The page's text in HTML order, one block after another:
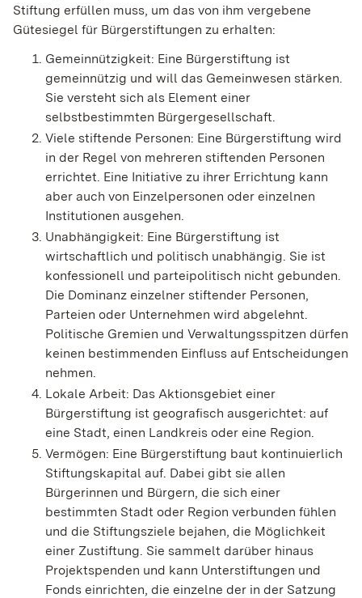
Stiftung erfüllen muss, um das von ihm vergebene
Gütesiegel für Bürgerstiftungen zu erhalten:
Gemeinnützigkeit: Eine Bürgerstiftung ist
gemeinnützig und will das Gemeinwesen stärken.
Sie versteht sich als Element einer
selbstbestimmten Bürgergesellschaft.
Viele stiftende Personen: Eine Bürgerstiftung wird
in der Regel von mehreren stiftenden Personen
errichtet. Eine Initiative zu ihrer Errichtung kann
aber auch von Einzelpersonen oder einzelnen
Institutionen ausgehen.
Unabhängigkeit: Eine Bürgerstiftung ist
wirtschaftlich und politisch unabhängig. Sie ist
konfessionell und parteipolitisch nicht gebunden.
Die Dominanz einzelner stiftender Personen,
Parteien oder Unternehmen wird abgelehnt.
Politische Gremien und Verwaltungsspitzen dürfen
keinen bestimmenden Einfluss auf Entscheidungen
nehmen.
Lokale Arbeit: Das Aktionsgebiet einer
Bürgerstiftung ist geografisch ausgerichtet: auf
eine Stadt, einen Landkreis oder eine Region.
Vermögen: Eine Bürgerstiftung baut kontinuierlich
Stiftungskapital auf. Dabei gibt sie allen
Bürgerinnen und Bürgern, die sich einer
bestimmten Stadt oder Region verbunden fühlen
und die Stiftungsziele bejahen, die Möglichkeit
einer Zustiftung. Sie sammelt darüber hinaus
Projektspenden und kann Unterstiftungen und
Fonds einrichten, die einzelne der in der Satzung